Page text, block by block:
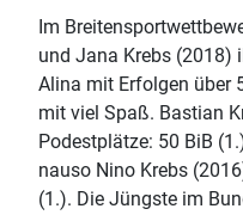
Im
und Jana Krebs (2018)
Alina mit Erfolgen über
mit viel Spaß. Bastian
Podestplätze: 50 BiB
nauso Nino Krebs
(1.). Die Jüngste im